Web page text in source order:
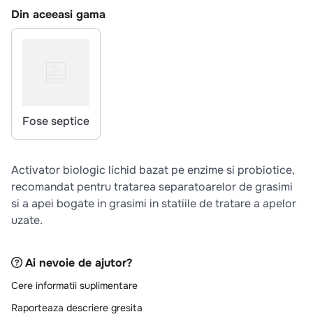
Din aceeasi gama
Fose septice
Activator biologic lichid bazat pe enzime si probiotice,
recomandat pentru tratarea separatoarelor de grasimi
si a apei bogate in grasimi in statiile de tratare a apelor
uzate.
Ai nevoie de ajutor?
Cere informatii suplimentare
Raporteaza descriere gresita